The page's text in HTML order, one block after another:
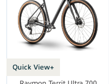
Quick View+